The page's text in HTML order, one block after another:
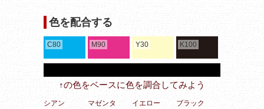
色を配合する
C80 M90 Y30 K100
↑の色をベースに色を調合してみよう
シアン
マゼンタ
イエロー
ブラック